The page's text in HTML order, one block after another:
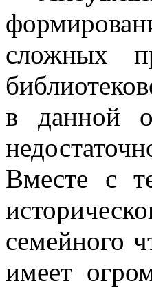
сложных
в данной
Вместе с
семейного
имеет